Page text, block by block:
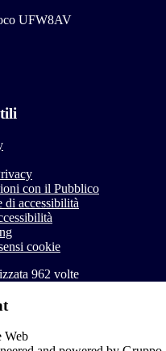
UFW8AV
con il Pubblico
di accessibilità
cookie
962 volte